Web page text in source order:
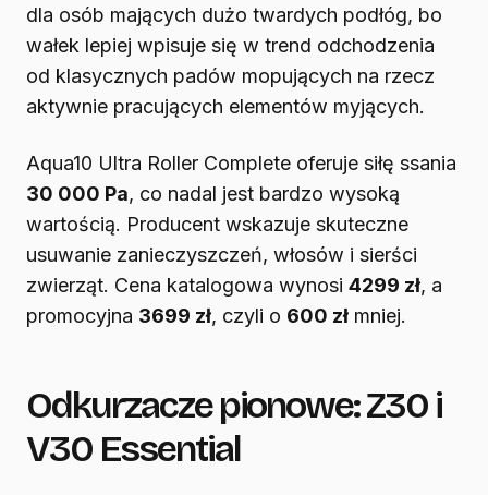
dla osób mających dużo twardych podłóg, bo
wałek lepiej wpisuje się w trend odchodzenia
od klasycznych padów mopujących na rzecz
aktywnie pracujących elementów myjących.
Aqua10 Ultra Roller Complete oferuje siłę ssania
30 000 Pa, co nadal jest bardzo wysoką
wartością. Producent wskazuje skuteczne
usuwanie zanieczyszczeń, włosów i sierści
zwierząt. Cena katalogowa wynosi 4299 zł, a
promocyjna 3699 zł, czyli o 600 zł mniej.
Odkurzacze pionowe: Z30 i
V30 Essential